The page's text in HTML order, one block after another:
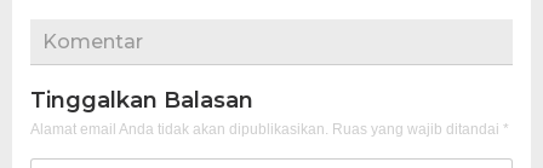
Komentar
Tinggalkan Balasan
Alamat email Anda tidak akan dipublikasikan. Ruas yang wajib ditandai *